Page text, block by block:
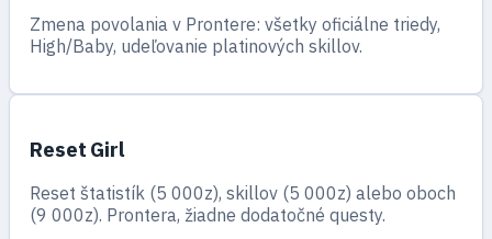
Zmena povolania v Prontere: všetky oficiálne triedy,
High/Baby, udeľovanie platinových skillov.
Reset Girl
Reset štatistík (5 000z), skillov (5 000z) alebo oboch
(9 000z). Prontera, žiadne dodatočné questy.